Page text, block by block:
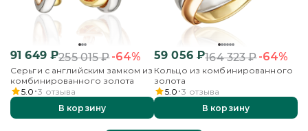
91 649₽255 015₽-64%
Серьги с английским замком из
комбинированного золота
5.0 3 отзыва
В корзину
59 056₽164 323₽-64%
Кольцо из комбинированного
золота
5.0 3 отзыва
В корзину